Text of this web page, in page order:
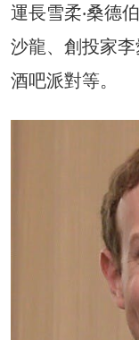
運長雪柔‧桑德
沙龍、創投家
酒吧派對等。